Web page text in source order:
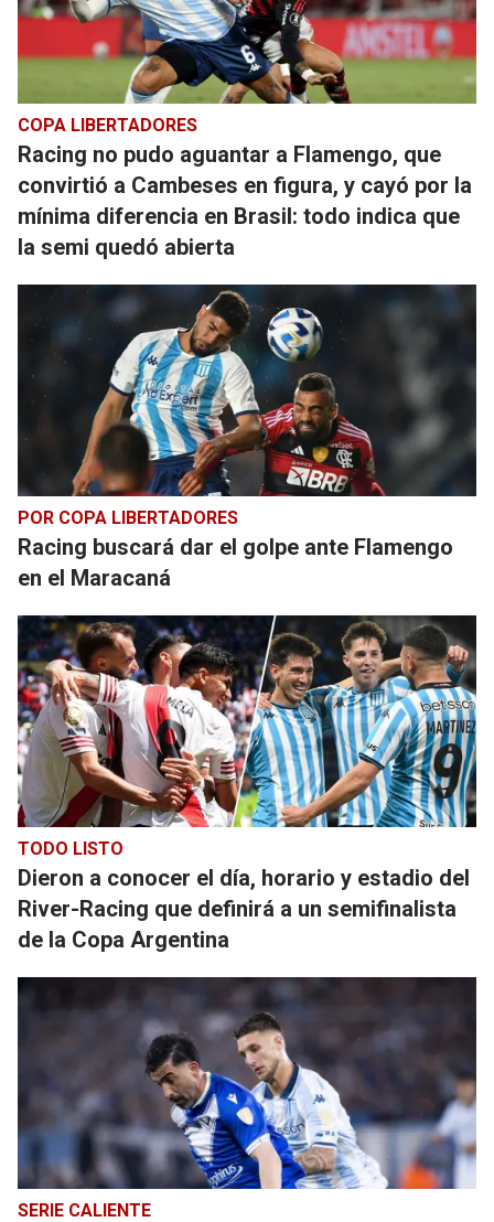
COPA LIBERTADORES
Racing no pudo aguantar a Flamengo, que
convirtió a Cambeses en figura, y cayó por la
mínima diferencia en Brasil: todo indica que
la semi quedó abierta
POR COPA LIBERTADORES
Racing buscará dar el golpe ante Flamengo
en el Maracaná
TODO LISTO
Dieron a conocer el día, horario y estadio del
River-Racing que definirá a un semifinalista
de la Copa Argentina
SERIE CALIENTE